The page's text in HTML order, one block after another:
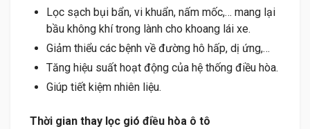
Lọc sạch bụi bẩn, vi khuẩn, nấm mốc,… mang lại
bầu không khí trong lành cho khoang lái xe.
Giảm thiểu các bệnh về đường hô hấp, dị ứng,…
Tăng hiệu suất hoạt động của hệ thống điều hòa.
Giúp tiết kiệm nhiên liệu.
Thời gian thay lọc gió điều hòa ô tô